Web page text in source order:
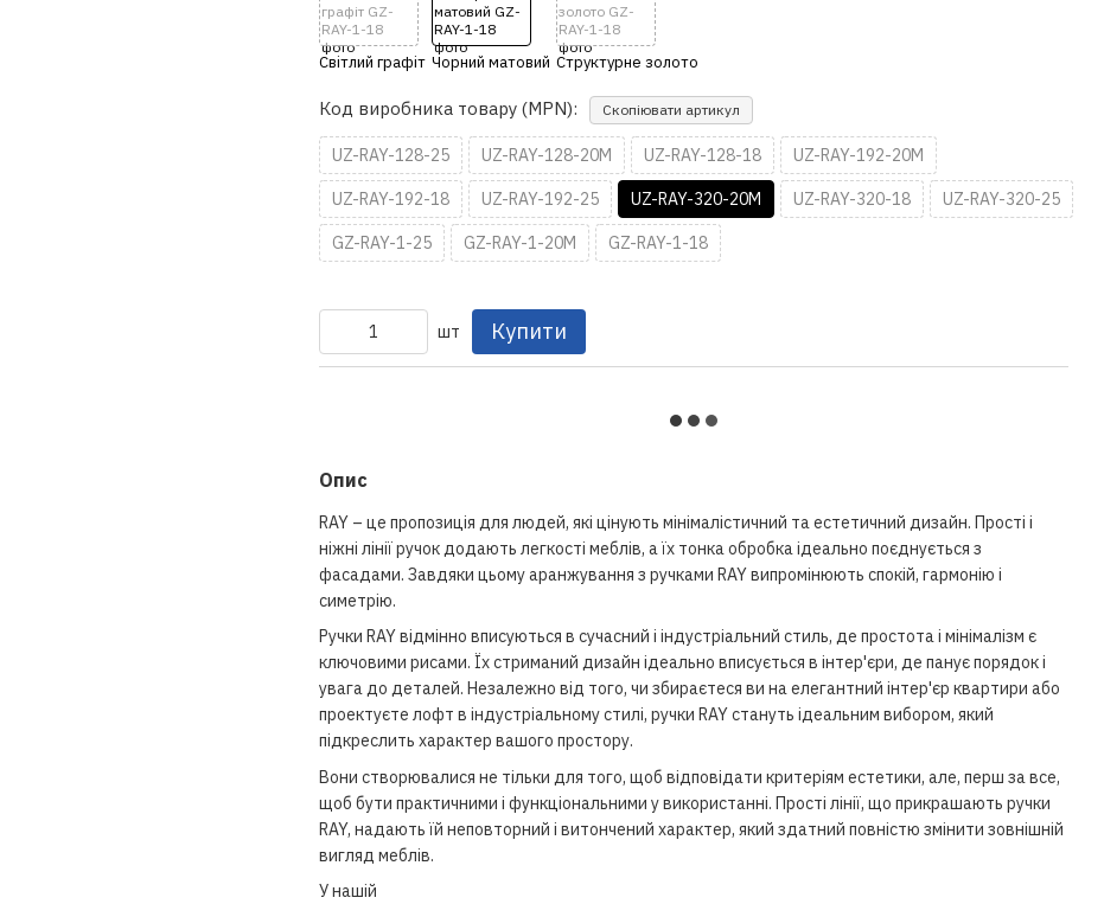
Код виробника товару (MPN): Скопіювати артикул
UZ-RAY-128-25 UZ-RAY-128-20M UZ-RAY-128-18 UZ-RAY-192-20M
UZ-RAY-192-18 UZ-RAY-192-25 UZ-RAY-320-20M UZ-RAY-320-18 UZ-RAY-320-25
GZ-RAY-1-25 GZ-RAY-1-20M GZ-RAY-1-18
шт Купити
Опис
RAY – це пропозиція для людей, які цінують мінімалістичний та естетичний дизайн. Прості і
ніжні лінії ручок додають легкості меблів, а їх тонка обробка ідеально поєднується з
фасадами. Завдяки цьому аранжування з ручками RAY випромінюють спокій, гармонію і
симетрію.
Ручки RAY відмінно вписуються в сучасний і індустріальний стиль, де простота і мінімалізм є
ключовими рисами. Їх стриманий дизайн ідеально вписується в інтер'єри, де панує порядок і
увага до деталей. Незалежно від того, чи збираєтеся ви на елегантний інтер'єр квартири або
проектуєте лофт в індустріальному стилі, ручки RAY стануть ідеальним вибором, який
підкреслить характер вашого простору.
Вони створювалися не тільки для того, щоб відповідати критеріям естетики, але, перш за все,
щоб бути практичними і функціональними у використанні. Прості лінії, що прикрашають ручки
RAY, надають їй неповторний і витончений характер, який здатний повністю змінити зовнішній
вигляд меблів.
У нашій